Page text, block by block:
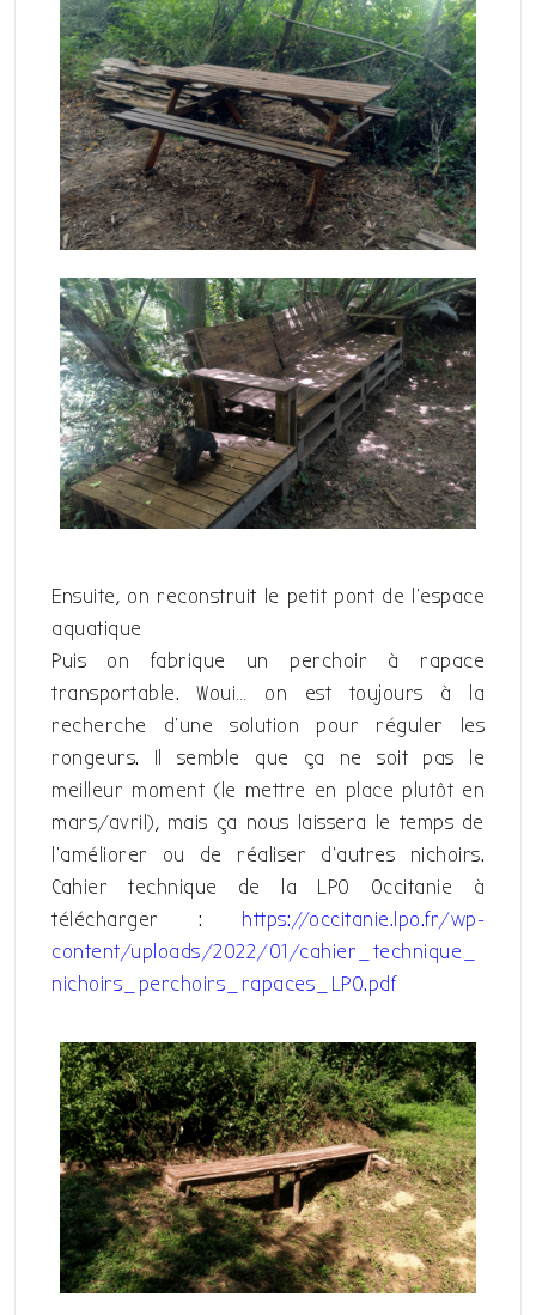
Ensuite, on reconstruit le petit pont de l’espace
aquatique
Puis on fabrique un perchoir à rapace
transportable. Woui… on est toujours à la
recherche d’une solution pour réguler les
rongeurs. Il semble que ça ne soit pas le
meilleur moment (le mettre en place plutôt en
mars/avril), mais ça nous laissera le temps de
l’améliorer ou de réaliser d’autres nichoirs.
Cahier technique de la LPO Occitanie à
télécharger : https://occitanie.lpo.fr/wp-
content/uploads/2022/01/cahier_technique_
nichoirs_perchoirs_rapaces_LPO.pdf